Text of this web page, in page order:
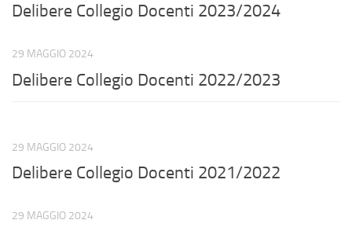
Delibere Collegio Docenti 2023/2024
29 MAGGIO 2024
Delibere Collegio Docenti 2022/2023
29 MAGGIO 2024
Delibere Collegio Docenti 2021/2022
29 MAGGIO 2024